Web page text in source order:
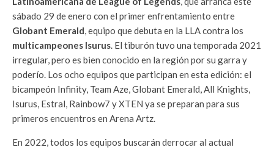
sábado 29 de enero con el primer enfrentamiento entre
Globant Emerald, equipo que debuta en la LLA contra los
multicampeones Isurus. El tiburón tuvo una temporada 2021
irregular, pero es bien conocido en la región por su garra y
poderío. Los ocho equipos que participan en esta edición: el
bicampeón Infinity, Team Aze, Globant Emerald, All Knights,
Isurus, Estral, Rainbow7 y XTEN ya se preparan para sus
primeros encuentros en Arena Artz.
En 2022, todos los equipos buscarán derrocar al actual